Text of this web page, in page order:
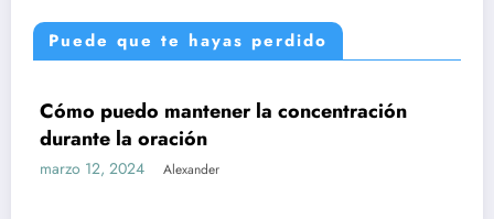
Puede que te hayas perdido
UNCATEGORIZED